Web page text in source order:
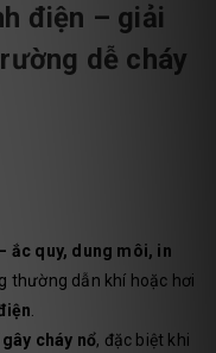
điện – giải
dễ cháy
ắc quy, dung môi, in
thường dẫn khí hoặc hơi
.
gây cháy nổ, đặc biệt khi